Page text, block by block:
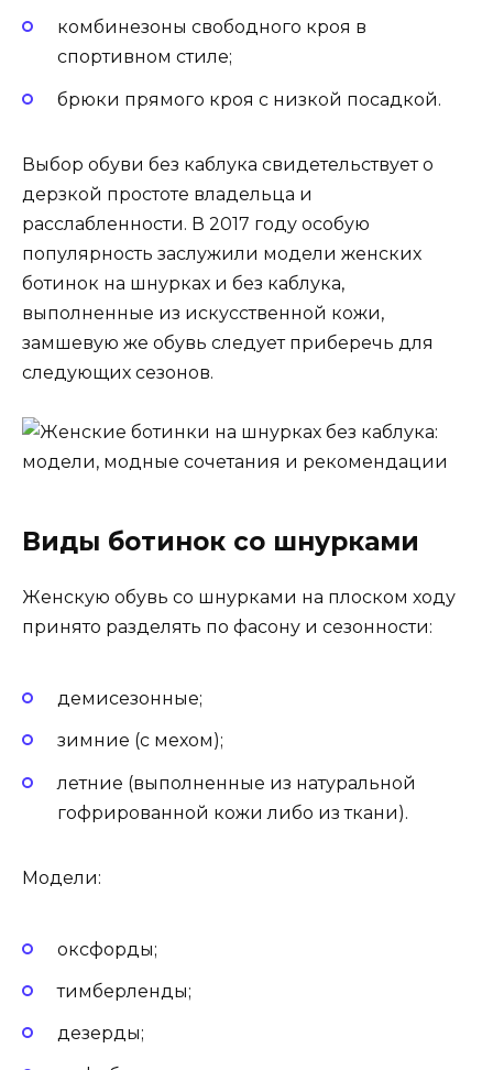
комбинезоны свободного кроя в
спортивном стиле;
брюки прямого кроя с низкой посадкой.
Выбор обуви без каблука свидетельствует о
дерзкой простоте владельца и
расслабленности. В 2017 году особую
популярность заслужили модели женских
ботинок на шнурках и без каблука,
выполненные из искусственной кожи,
замшевую же обувь следует приберечь для
следующих сезонов.
Виды ботинок со шнурками
Женскую обувь со шнурками на плоском ходу
принято разделять по фасону и сезонности:
демисезонные;
зимние (с мехом);
летние (выполненные из натуральной
гофрированной кожи либо из ткани).
Модели:
оксфорды;
тимберленды;
дезерды;